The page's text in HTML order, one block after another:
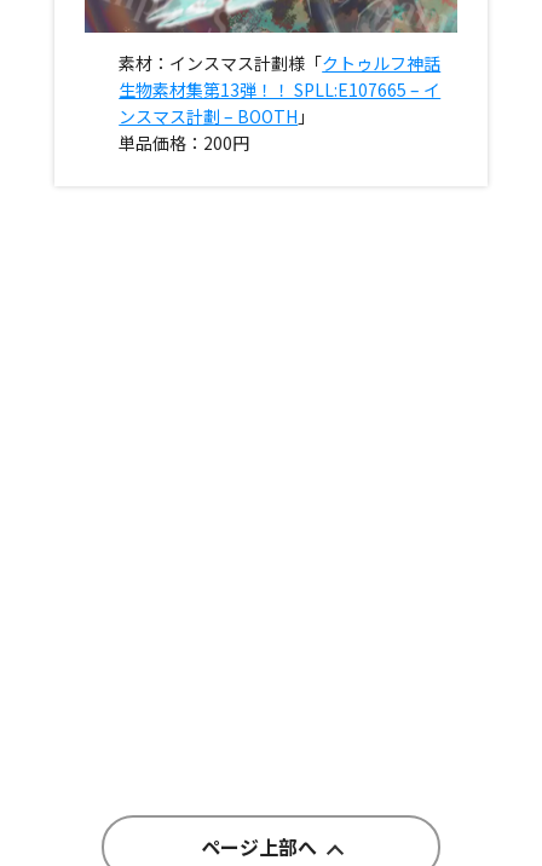
素材：インスマス計劃様「クトゥルフ神話
生物素材集第13弾！！ SPLL:E107665 – イ
ンスマス計劃 – BOOTH 」
単品価格：200円
ページ上部へ